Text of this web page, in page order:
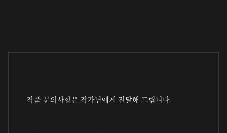
작품 문의사항은 작가님에게 전달해 드립니다.